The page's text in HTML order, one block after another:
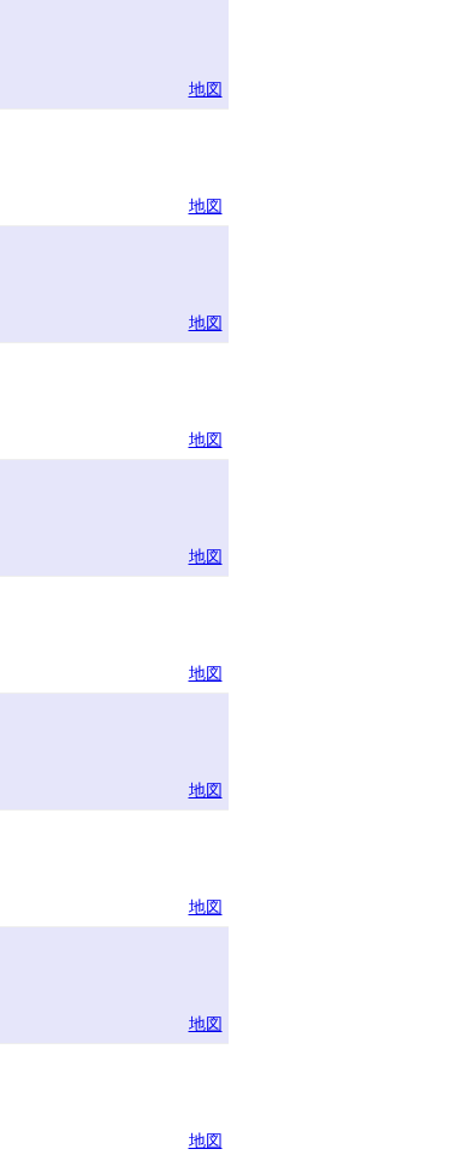
地図
地図
地図
地図
地図
地図
地図
地図
地図
地図